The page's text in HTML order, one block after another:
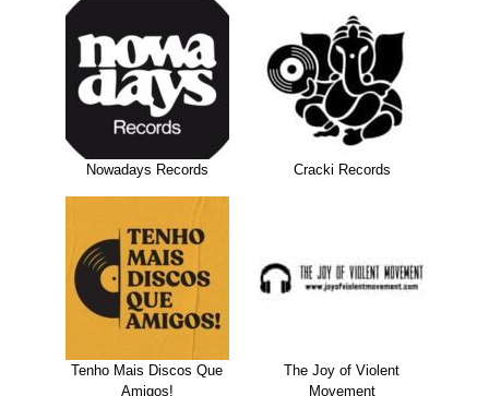
Nowadays Records Cracki Records
Tenho Mais Discos Que
Amigos!
The Joy of Violent
Movement